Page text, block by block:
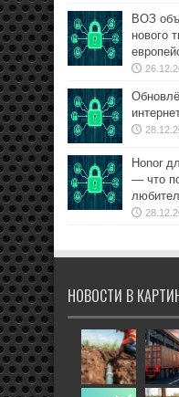
ВОЗ
нового
Honor
— что
НОВОСТИ В